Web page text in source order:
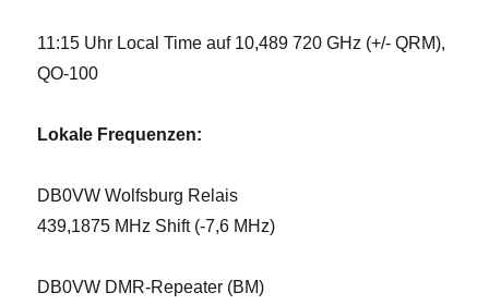
11:15 Uhr Local Time auf 10,489 720 GHz (+/- QRM),
QO-100
Lokale Frequenzen:
DB0VW Wolfsburg Relais
439,1875 MHz Shift (-7,6 MHz)
DB0VW DMR-Repeater (BM)